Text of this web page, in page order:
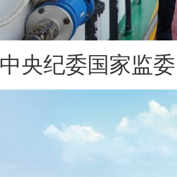
中央纪委国家监